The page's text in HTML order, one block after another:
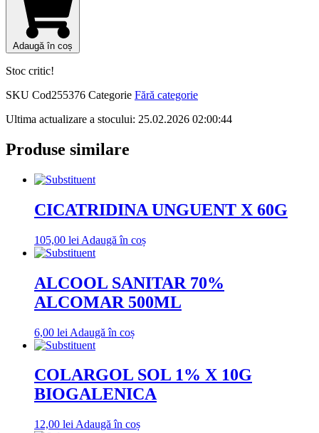
Adaugă în coș
Stoc critic!
SKU Cod255376 Categorie Fără categorie
Ultima actualizare a stocului: 25.02.2026 02:00:44
Produse similare
CICATRIDINA UNGUENT X 60G
105,00 lei Adaugă în coș
ALCOOL SANITAR 70%
ALCOMAR 500ML
6,00 lei Adaugă în coș
COLARGOL SOL 1% X 10G
BIOGALENICA
12,00 lei Adaugă în coș